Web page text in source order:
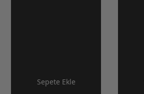
Sepete Ekle